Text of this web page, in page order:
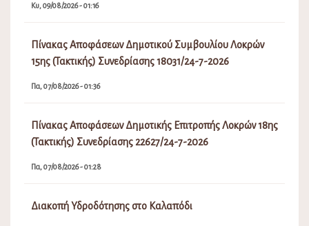
Κυ, 09/08/2026 - 01:16
Πίνακας Αποφάσεων Δημοτικού Συμβουλίου Λοκρών
15ης (Τακτικής) Συνεδρίασης 18031/24-7-2026
Πα, 07/08/2026 - 01:36
Πίνακας Αποφάσεων Δημοτικής Επιτροπής Λοκρών 18ης
(Τακτικής) Συνεδρίασης 22627/24-7-2026
Πα, 07/08/2026 - 01:28
Διακοπή Υδροδότησης στο Καλαπόδι